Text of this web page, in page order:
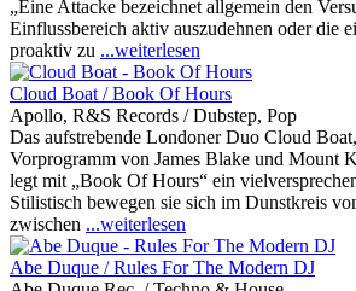
„Eine Attacke bezeichnet allgemein den
Einflussbereich aktiv auszudehnen oder die
proaktiv zu ...weiterlesen
Cloud Boat / Book Of Hours
Apollo, R&S Records / Dubstep, Pop
Das aufstrebende Londoner Duo Cloud
Vorprogramm von James Blake und Mount
legt mit „Book Of Hours“ ein
Stilistisch bewegen sie sich im Dunstkreis
zwischen ...weiterlesen
Abe Duque / Rules For The Modern DJ